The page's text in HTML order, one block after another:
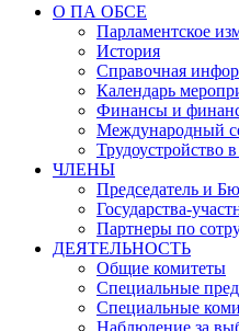
О ПА ОБСЕ
Парламентское
История
Справочная
Календарь
Финансы и
Международный
ЧЛЕНЫ
Председатель и
Государства-
Партнеры по
ДЕЯТЕЛЬНОСТЬ
Общие комитеты
Специальные
Специальные
Наблюдение за